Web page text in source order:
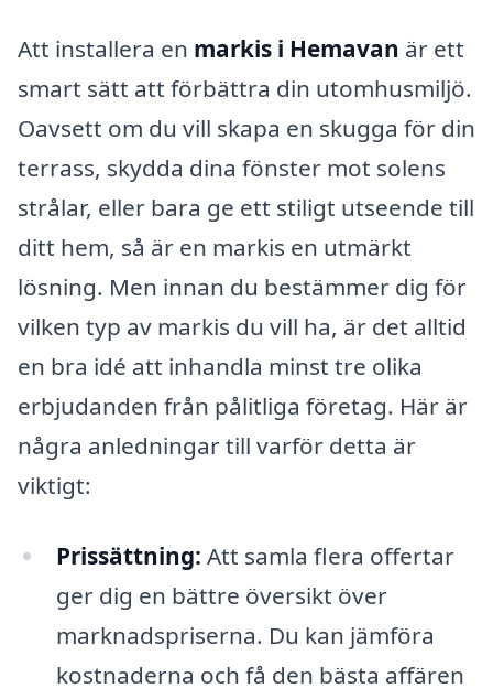
Att installera en markis i Hemavan är ett
smart sätt att förbättra din utomhusmiljö.
Oavsett om du vill skapa en skugga för din
terrass, skydda dina fönster mot solens
strålar, eller bara ge ett stiligt utseende till
ditt hem, så är en markis en utmärkt
lösning. Men innan du bestämmer dig för
vilken typ av markis du vill ha, är det alltid
en bra idé att inhandla minst tre olika
erbjudanden från pålitliga företag. Här är
några anledningar till varför detta är
viktigt:
Prissättning: Att samla flera offertar
ger dig en bättre översikt över
marknadspriserna. Du kan jämföra
kostnaderna och få den bästa affären